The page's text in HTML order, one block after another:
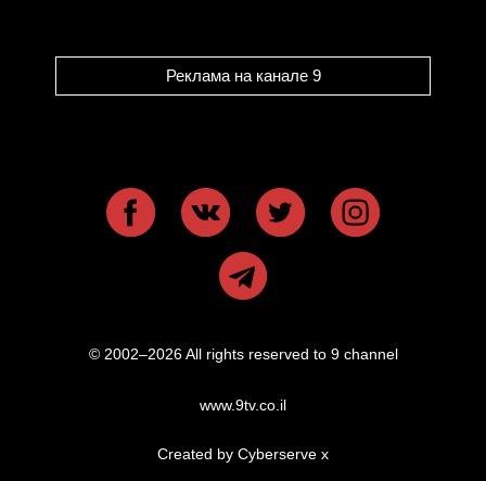
Реклама на канале 9
© 2002–2026 All rights reserved to 9 channel
www.9tv.co.il
Created by Cyberserve x